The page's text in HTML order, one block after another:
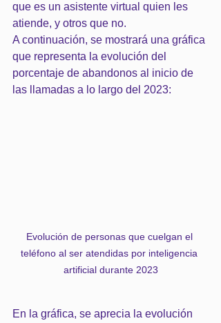
que es un asistente virtual quien les
atiende, y otros que no.
A continuación, se mostrará una gráfica
que representa la evolución del
porcentaje de abandonos al inicio de
las llamadas a lo largo del 2023:
Evolución de personas que cuelgan el
teléfono al ser atendidas por inteligencia
artificial durante 2023
En la gráfica, se aprecia la evolución